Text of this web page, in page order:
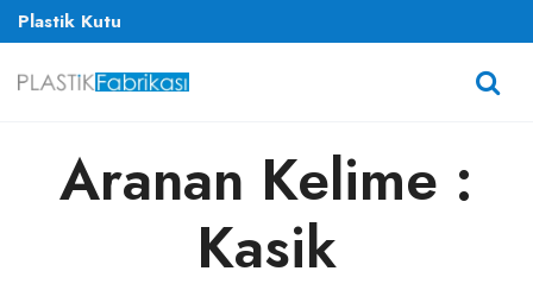
Plastik Kutu
Aranan Kelime :
Kasik